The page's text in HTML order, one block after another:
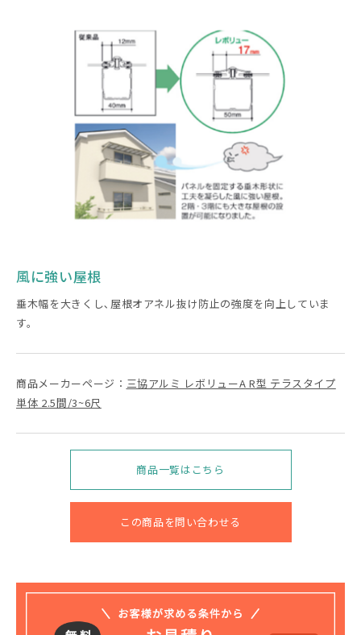
風に強い屋根
垂木幅を大きくし､屋根オアネル抜け防止の強度を向上していま
す。
商品メーカーページ： 三協アルミ レボリューA R型 テラスタイプ
単体 2.5間/3~6尺
商品一覧はこちら
この商品を問い合わせる